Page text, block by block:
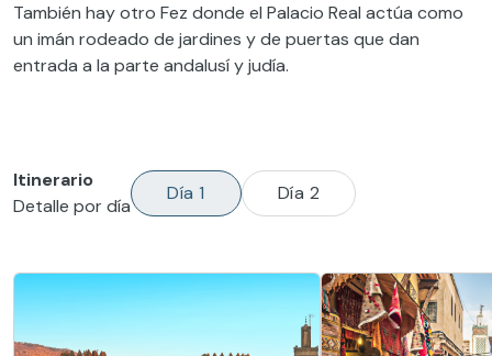
También hay otro Fez donde el Palacio Real actúa como
un imán rodeado de jardines y de puertas que dan
entrada a la parte andalusí y judía.
Itinerario
Detalle por día
Día 1 Día 2